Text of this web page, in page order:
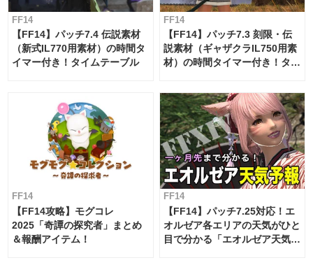
FF14
【FF14】パッチ7.4 伝説素材
（新式IL770用素材）の時間タ
イマー付き！タイムテーブル
FF14
【FF14】パッチ7.3 刻限・伝
説素材（ギャザクラIL750用素
材）の時間タイマー付き！タイ
FF14
【FF14攻略】モグコレ
2025「奇譚の探究者」まとめ
＆報酬アイテム！
FF14
【FF14】パッチ7.25対応！エ
オルゼア各エリアの天気がひと
目で分かる「エオルゼア天気予